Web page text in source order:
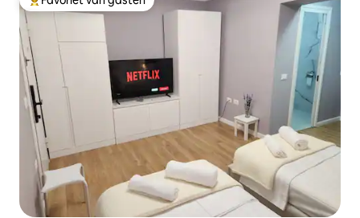
Topfavoriet van gasten